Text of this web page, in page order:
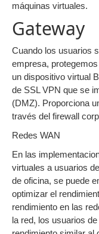
máquinas virtuales.
Gateway
Cuando los usuarios
empresa,
un dispositivo virtual
de SSL VPN que se
(DMZ). Proporciona
través del firewall
Redes WAN
En las
virtuales a usuarios
de oficina, se puede
optimizar el
rendimiento en las
la red, los usuarios